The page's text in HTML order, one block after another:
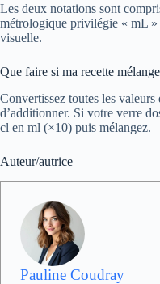
Les deux notations sont
métrologique privilégie « mL
visuelle.
Que faire si ma recette
Convertissez toutes les
d’additionner. Si votre verre
cl en ml (×10) puis mélangez.
Auteur/autrice
Pauline Coudray